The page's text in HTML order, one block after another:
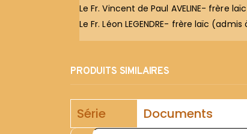
Le Fr. Vincent de Paul AVELINE- frère
Le Fr. Léon LEGENDRE- frère laïc
PRODUITS SIMILAIRES
Série Documents